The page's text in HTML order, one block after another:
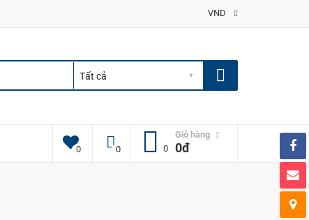
VND
0 0
Giỏ hàng
0
0đ